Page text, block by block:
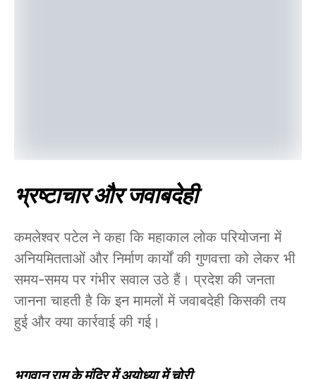
भ्रष्टाचार और जवाबदेही
कमलेश्वर पटेल ने कहा कि महाकाल लोक परियोजना में
अनियमितताओं और निर्माण कार्यों की गुणवत्ता को लेकर भी
समय-समय पर गंभीर सवाल उठे हैं। प्रदेश की जनता
जानना चाहती है कि इन मामलों में जवाबदेही किसकी तय
हुई और क्या कार्रवाई की गई।
भगवान राम के मंदिर में अयोध्या में चोरी